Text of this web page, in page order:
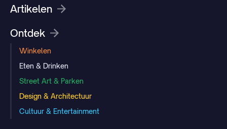
Artikelen
Ontdek
Winkelen
Eten & Drinken
Street Art & Parken
Design & Architectuur
Cultuur & Entertainment